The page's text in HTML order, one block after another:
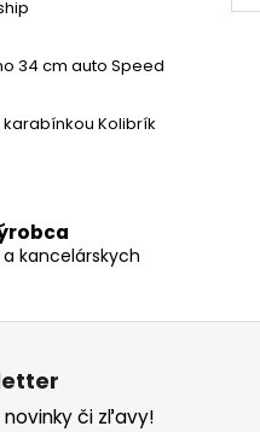
34 cm auto Speed
Kolibrík
kancelárskych
či zľavy!